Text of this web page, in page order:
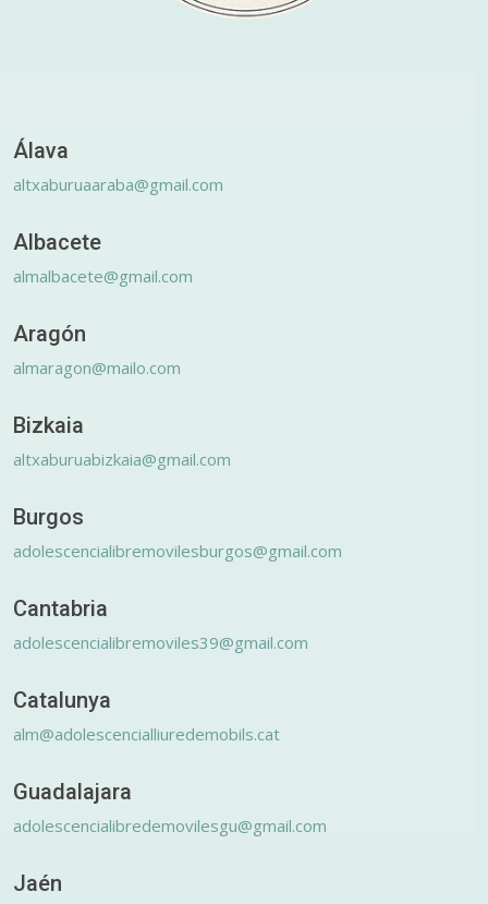
Álava
altxaburuaaraba@gmail.com
Albacete
almalbacete@gmail.com
Aragón
almaragon@mailo.com
Bizkaia
altxaburuabizkaia@gmail.com
Burgos
adolescencialibremovilesburgos@gmail.com
Cantabria
adolescencialibremoviles39@gmail.com
Catalunya
alm@adolescencialliuredemobils.cat
Guadalajara
adolescencialibredemovilesgu@gmail.com
Jaén